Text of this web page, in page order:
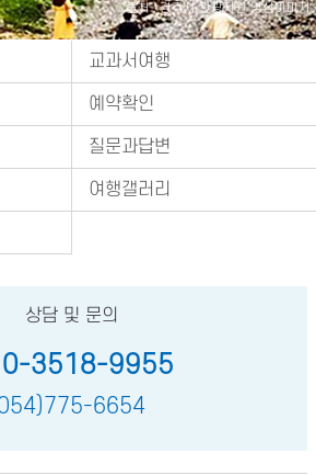
출처 : 경주시 관광자원 영상이미지
교과서여행
예약확인
질문과답변
여행갤러리
상담 및 문의
3518-9955
6654